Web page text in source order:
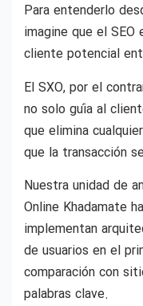
Para entenderlo
imagine que el
cliente potencial
El SXO, por el
no solo guía al
que elimina
que la transacción
Nuestra unidad de
Online Khadamate
implementan
de usuarios en el
comparación con
palabras clave.